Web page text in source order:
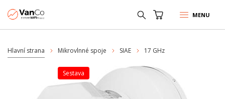
MENU
Hlavní strana Mikrovlnné spoje SIAE 17 GHz
sestava